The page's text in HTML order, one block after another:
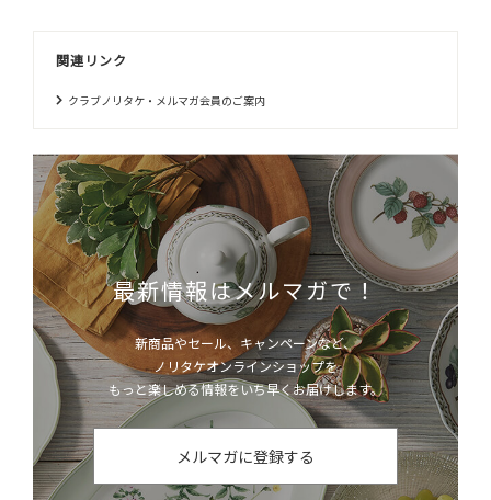
関連リンク
クラブノリタケ・メルマガ会員のご案内
最新情報はメルマガで！
新商品やセール、キャンペーンなど、
ノリタケオンラインショップを
もっと楽しめる情報をいち早くお届けします。
メルマガに登録する